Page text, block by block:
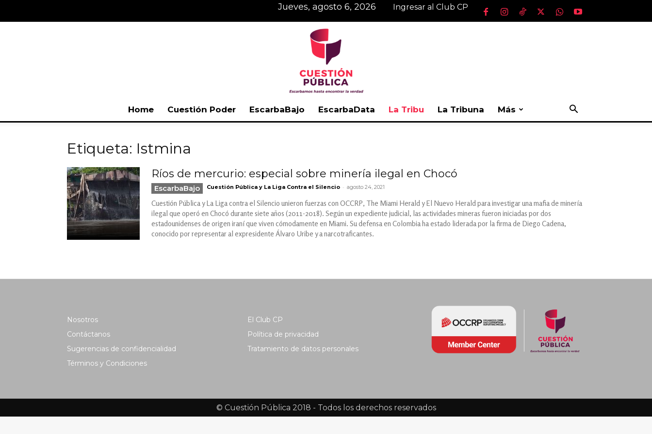
jueves, agosto 6, 2026 Ingresar al Club CP
Home Cuestión Poder EscarbaBajo EscarbaData La Tribu La Tribuna Más
Etiqueta: Istmina
Ríos de mercurio: especial sobre minería ilegal en Chocó
EscarbaBajo Cuestión Pública y La Liga Contra el Silencio - agosto 24, 2021
Cuestión Pública y La Liga contra el Silencio unieron fuerzas con OCCRP, The Miami Herald y El Nuevo Herald para investigar una mafia de minería
ilegal que operó en Chocó durante siete años (2011-2018). Según un expediente judicial, las actividades mineras fueron iniciadas por dos
estadounidenses de origen iraní que viven cómodamente en Miami. Su defensa en Colombia ha estado liderada por la firma de Diego Cadena,
conocido por representar al expresidente Álvaro Uribe y a narcotraficantes.
Nosotros
Contáctanos
Sugerencias de confidencialidad
Términos y Condiciones
El Club CP
Política de privacidad
Tratamiento de datos personales
© Cuestión Pública 2018 - Todos los derechos reservados